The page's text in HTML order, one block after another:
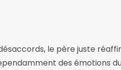
le père juste
des émotions